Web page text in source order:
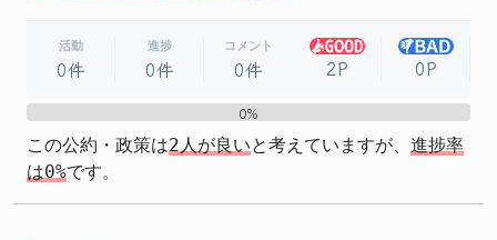
活動
0件
進捗
0件
コメント
0件 2P 0P
0%
この公約・政策は2人が良いと考えていますが、 進捗率
は0%です。